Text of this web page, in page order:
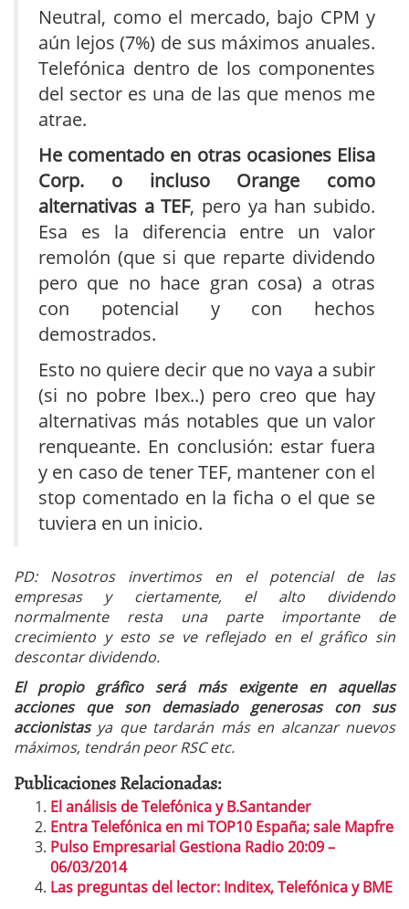
Neutral, como el mercado, bajo CPM y
aún lejos (7%) de sus máximos anuales.
Telefónica dentro de los componentes
del sector es una de las que menos me
atrae.
He comentado en otras ocasiones Elisa
Corp. o incluso Orange como
alternativas a TEF, pero ya han subido.
Esa es la diferencia entre un valor
remolón (que si que reparte dividendo
pero que no hace gran cosa) a otras
con potencial y con hechos
demostrados.
Esto no quiere decir que no vaya a subir
(si no pobre Ibex..) pero creo que hay
alternativas más notables que un valor
renqueante. En conclusión: estar fuera
y en caso de tener TEF, mantener con el
stop comentado en la ficha o el que se
tuviera en un inicio.
PD: Nosotros invertimos en el potencial de las
empresas y ciertamente, el alto dividendo
normalmente resta una parte importante de
crecimiento y esto se ve reflejado en el gráfico sin
descontar dividendo.
El propio gráfico será más exigente en aquellas
acciones que son demasiado generosas con sus
accionistas ya que tardarán más en alcanzar nuevos
máximos, tendrán peor RSC etc.
Publicaciones Relacionadas:
El análisis de Telefónica y B.Santander
Entra Telefónica en mi TOP10 España; sale Mapfre
Pulso Empresarial Gestiona Radio 20:09 –
06/03/2014
Las preguntas del lector: Inditex, Telefónica y BME